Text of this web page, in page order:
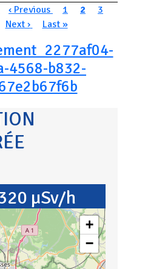
page
Page précédente
‹ Previous Page
1 Page courante
2 Page
3
Next ›
Dernière page
Last »
4568-b832-
µSv/h
+
−